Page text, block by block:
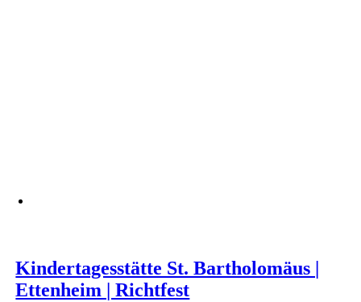
Kindertagesstätte St. Bartholomäus |
Ettenheim | Richtfest